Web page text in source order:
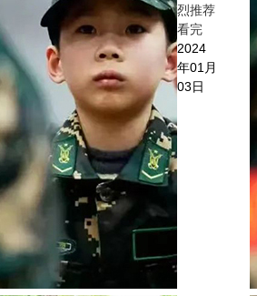
烈推荐
看完
2024
年01月
03日